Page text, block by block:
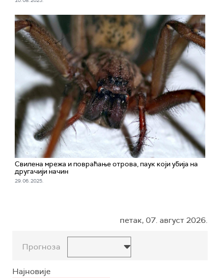
Свилена мрежа и повраћање отрова, паук који убија на
другачији начин
29. 06. 2025.
петак, 07. август 2026.
Прогноза
Најновије